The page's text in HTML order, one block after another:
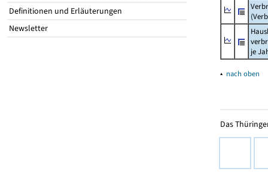
Definitionen und Erläuterungen
Newsletter
je
▴ nach oben
Das